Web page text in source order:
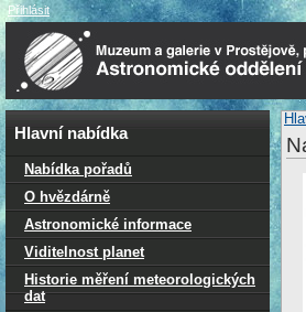
Hlavní nabídka
Nabídka pořadů
O hvězdárně
Astronomické informace
Viditelnost planet
Historie měření meteorologických
dat
Přihlásit